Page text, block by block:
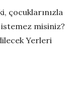
çocuklarınızla
misiniz?
Yerleri